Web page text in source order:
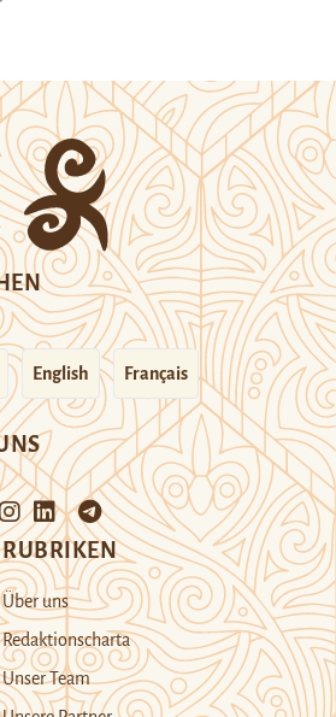
English Français
RUBRIKEN
Über uns
Redaktionscharta
Unser Team